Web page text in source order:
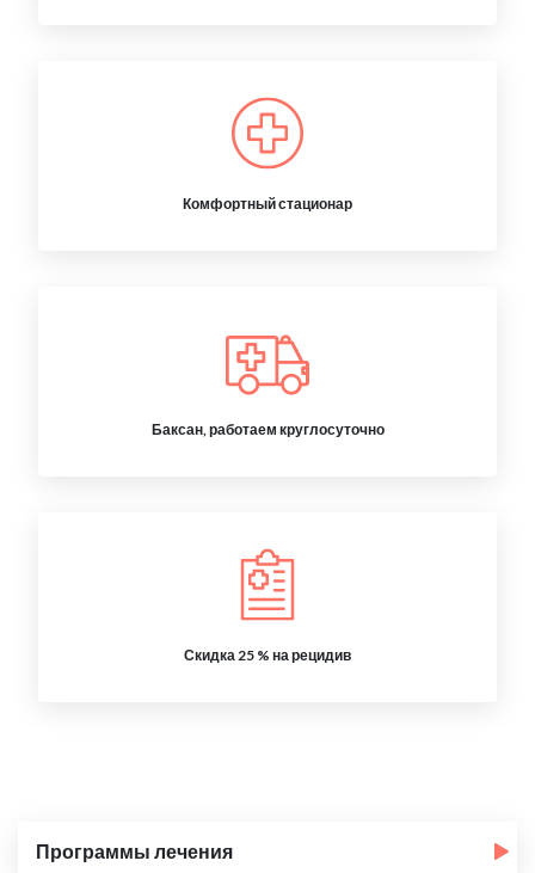
Комфортный стационар
Баксан, работаем круглосуточно
Скидка 25 % на рецидив
Программы лечения